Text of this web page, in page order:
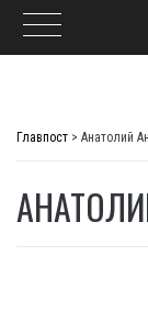
Главпост > Анатолий